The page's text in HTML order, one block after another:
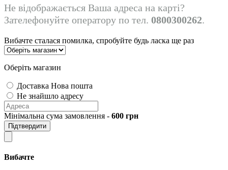
Не відображається Ваша адреса на карті?
Зателефонуйте оператору по тел. 0800300262.
Вибачте сталася помилка, спробуйте будь ласка ще раз
Оберіть магазин
Доставка Нова пошта
Не знайшло адресу
Мінімальна сума замовлення - 600 грн
Підтвердити
Вибачте